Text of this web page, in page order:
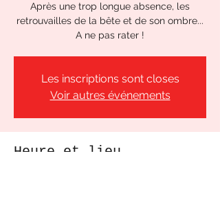
Après une trop longue absence, les
retrouvailles de la bête et de son ombre...
A ne pas rater !
Les inscriptions sont closes
Voir autres événements
Heure et lieu